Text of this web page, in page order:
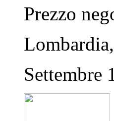
Prezzo
Settembre